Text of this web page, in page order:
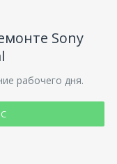
Sony
рабочего дня.